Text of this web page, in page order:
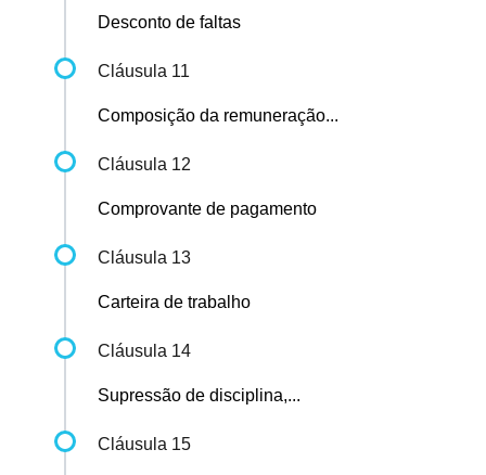
Desconto de faltas
Cláusula 11
Composição da remuneração...
Cláusula 12
Comprovante de pagamento
Cláusula 13
Carteira de trabalho
Cláusula 14
Supressão de disciplina,...
Cláusula 15